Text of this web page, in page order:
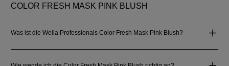
COLOR FRESH MASK PINK BLUSH
Was ist die Wella Professionals Color Fresh Mask Pink Blush?